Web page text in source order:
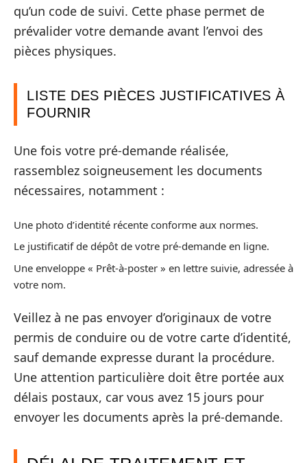
qu’un code de suivi. Cette phase permet de
prévalider votre demande avant l’envoi des
pièces physiques.
LISTE DES PIÈCES JUSTIFICATIVES À
FOURNIR
Une fois votre pré-demande réalisée,
rassemblez soigneusement les documents
nécessaires, notamment :
Une photo d’identité récente conforme aux normes.
Le justificatif de dépôt de votre pré-demande en ligne.
Une enveloppe « Prêt-à-poster » en lettre suivie, adressée à
votre nom.
Veillez à ne pas envoyer d’originaux de votre
permis de conduire ou de votre carte d’identité,
sauf demande expresse durant la procédure.
Une attention particulière doit être portée aux
délais postaux, car vous avez 15 jours pour
envoyer les documents après la pré-demande.